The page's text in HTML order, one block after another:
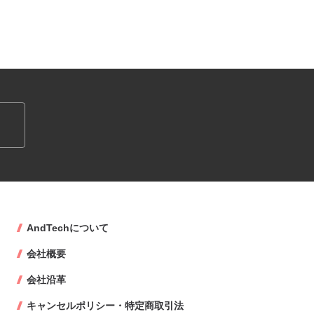
AndTechについて
会社概要
会社沿革
キャンセルポリシー・特定商取引法